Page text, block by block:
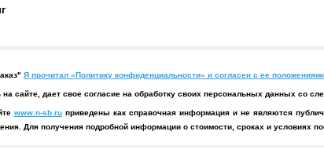
Я прочитал «Политику конфиденциальности» и согласен с ее
на сайте, дает свое согласие на обработку своих персональных данных со
www.n-sb.ruприведены как справочная информация и не являются
Для получения подробной информации о стоимости, сроках и условиях